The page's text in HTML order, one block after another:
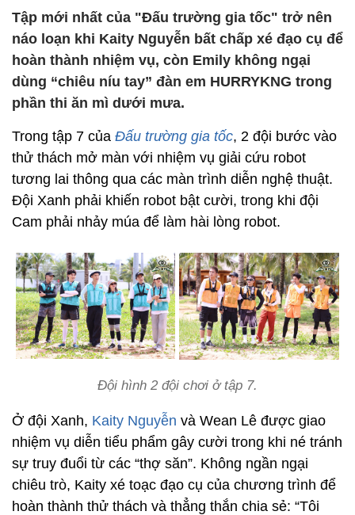
Tập mới nhất của "Đấu trường gia tốc" trở nên
náo loạn khi Kaity Nguyễn bất chấp xé đạo cụ để
hoàn thành nhiệm vụ, còn Emily không ngại
dùng “chiêu níu tay” đàn em HURRYKNG trong
phần thi ăn mì dưới mưa.
Trong tập 7 của Đấu trường gia tốc, 2 đội bước vào
thử thách mở màn với nhiệm vụ giải cứu robot
tương lai thông qua các màn trình diễn nghệ thuật.
Đội Xanh phải khiến robot bật cười, trong khi đội
Cam phải nhảy múa để làm hài lòng robot.
Đội hình 2 đội chơi ở tập 7.
Ở đội Xanh, Kaity Nguyễn và Wean Lê được giao
nhiệm vụ diễn tiểu phẩm gây cười trong khi né tránh
sự truy đuổi từ các “thợ săn”. Không ngần ngại
chiêu trò, Kaity xé toạc đạo cụ của chương trình để
hoàn thành thử thách và thẳng thắn chia sẻ: “Tôi